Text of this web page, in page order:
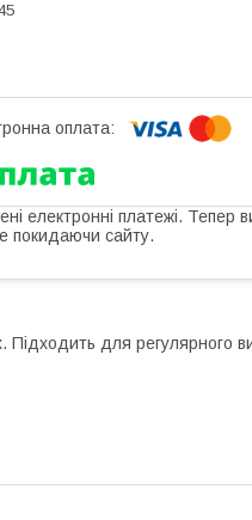
електронні платежі. Тепер
покидаючи сайту.
Підходить для регулярного